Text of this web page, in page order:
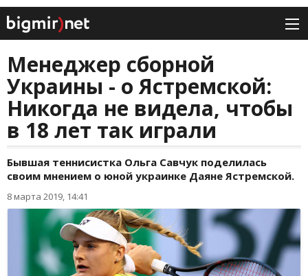
Менеджер сборной
Украины - о Ястремской:
Никогда не видела, чтобы
в 18 лет так играли
Бывшая теннисистка Ольга Савчук поделилась
своим мнением о юной украинке Даяне Ястремской.
8 марта 2019, 14:41